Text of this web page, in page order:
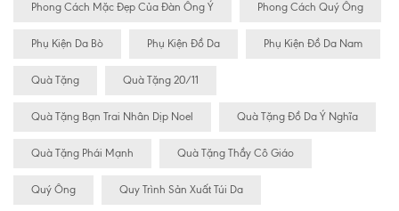
Phong Cách Mặc Đẹp Của Đàn Ông Ý Phong Cách Quý Ông
Phụ Kiện Da Bò Phụ Kiện Đồ Da Phụ Kiện Đồ Da Nam
Quà Tặng Quà Tặng 20/11
Quà Tặng Bạn Trai Nhân Dịp Noel Quà Tặng Đồ Da Ý Nghĩa
Quà Tặng Phái Mạnh Quà Tặng Thầy Cô Giáo
Quý Ông Quy Trình Sản Xuất Túi Da